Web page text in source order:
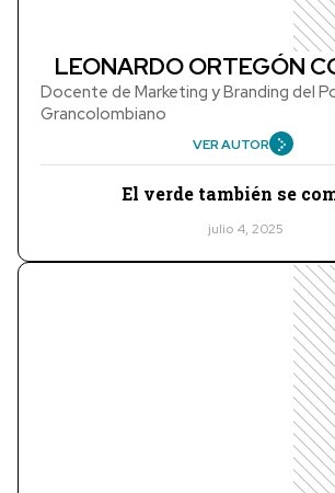
LEONARDO ORTEGÓN
Docente de Marketing y Branding del
Grancolombiano
VER AUTOR
El verde también se
julio 4, 2025